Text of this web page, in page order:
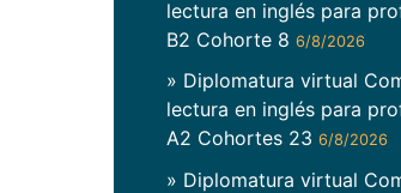
lectura en inglés para
B2 Cohorte 8 6/8/2026
» Diplomatura virtual
lectura en inglés para
A2 Cohortes 23 6/8/2026
» Diplomatura virtual